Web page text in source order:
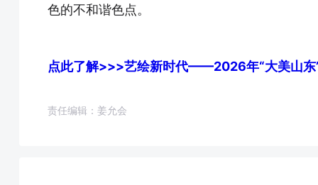
色的不和谐色点。
点此了解>>>艺绘新时代——2026年“大美山东
责任编辑：姜允会